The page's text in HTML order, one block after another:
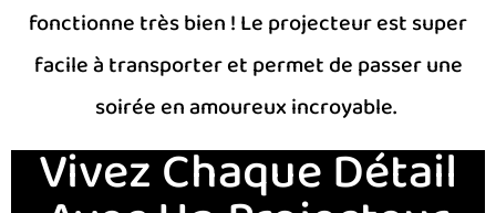
fonctionne très bien ! Le projecteur est super
facile à transporter et permet de passer une
soirée en amoureux incroyable.
Vivez Chaque Détail